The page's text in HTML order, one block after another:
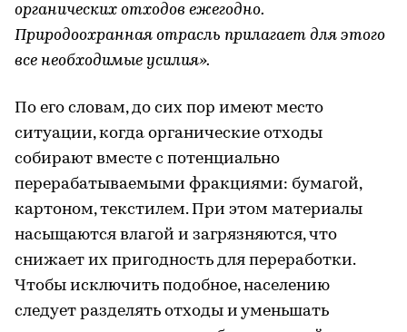
органических отходов ежегодно.
Природоохранная отрасль прилагает для этого
все необходимые усилия».
По его словам, до сих пор имеют место
ситуации, когда органические отходы
собирают вместе с потенциально
перерабатываемыми фракциями: бумагой,
картоном, текстилем. При этом материалы
насыщаются влагой и загрязняются, что
снижает их пригодность для переработки.
Чтобы исключить подобное, населению
следует разделять отходы и уменьшать